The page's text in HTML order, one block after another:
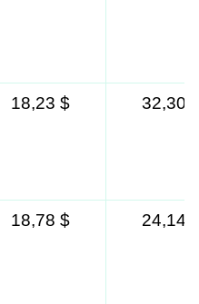
18,23 $ 32,30
18,78 $ 24,14